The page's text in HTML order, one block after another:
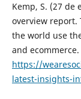
Kemp, S. (27 de
overview report.
the world use
and
https://
latest-insights-